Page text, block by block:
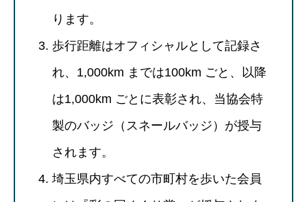
ります。
歩行距離はオフィシャルとして記録さ
れ、1,000km までは100km ごと、以降
は1,000km ごとに表彰され、当協会特
製のバッジ（スネールバッジ）が授与
されます。
埼玉県内すべての市町村を歩いた会員